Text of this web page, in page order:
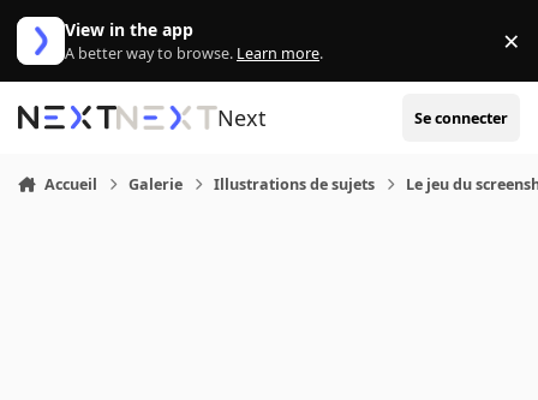
Aller au contenu
View in the app
A better way to browse. Learn more. ×
Next Se connecter
Accueil Galerie Illustrations de sujets Le jeu du